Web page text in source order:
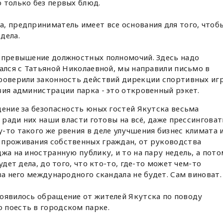
без первых блюд.
предприниматель имеет все основания для того,
должностных полномочий. Здесь надо
с Татьяной Николаевной, мы направили письмо в
законность действий дирекции спортивных
администрации парка - это откровенный рэкет.
за безопасность юных гостей Якутска весьма
них наши власти готовы на всё, даже
такого же рвения в деле улучшения бизнес климата и
собственных граждан, от руководства
на иностранную публику, и то на пару недель, а
дела, до того, что кто-то, где-то может чем-то
него международного скандала не будет. Сам виноват.
обращение от жителей Якутска по поводу
в городском парке.